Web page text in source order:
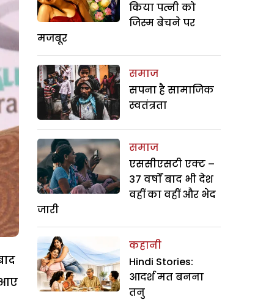
आए
किया पत्नी को
जिस्म बेचने पर
मजबूर
समाज
सपना है सामाजिक
स्वतंत्रता
समाज
एससीएसटी एक्ट –
37 वर्षों बाद भी देश
वहीं का वहीं और भेद
जारी
कहानी
Hindi Stories:
आदर्श मत बनना
तनु